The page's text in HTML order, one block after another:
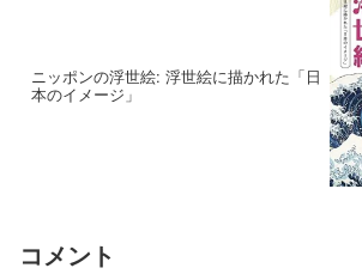
ニッポンの浮世絵: 浮世絵に描かれた「日
本のイメージ」
コメント